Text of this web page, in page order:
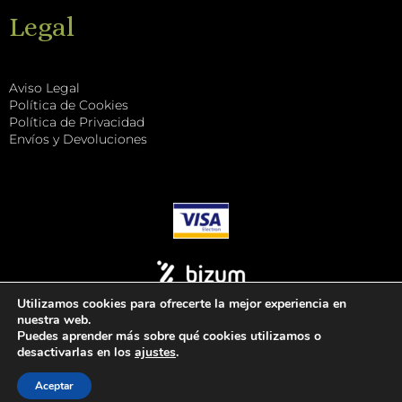
Legal
Aviso Legal
Política de Cookies
Política de Privacidad
Envíos y Devoluciones
Utilizamos cookies para ofrecerte la mejor experiencia en
nuestra web.
Puedes aprender más sobre qué cookies utilizamos o
desactivarlas en los ajustes.
Aceptar